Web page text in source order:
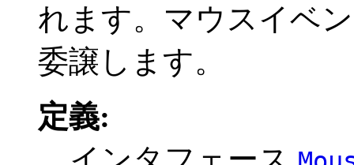
れます。マウスイベン
委譲します。
定義: